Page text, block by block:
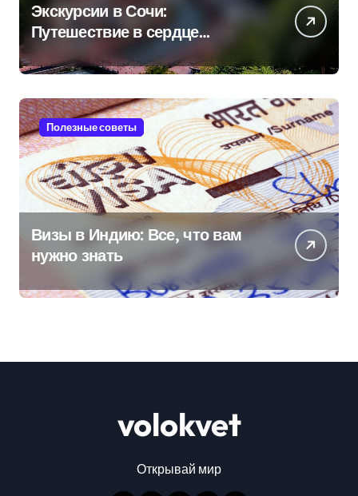
Экскурсии в Сочи:
Путешествие в сердце
Черноморского курорта
Полезные советы
Визы в Индию: Все, что вам
нужно знать
volokvet
Открывай мир